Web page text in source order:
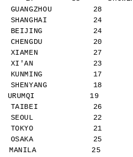
28
24
BEIJING           24
20
XIAMEN            27
XI'AN             23
KUNMING           17
SHENYANG          18
URUMQI            19
TAIBEI            26
SEOUL             22
TOKYO             21
OSAKA             25
MANILA            25        34